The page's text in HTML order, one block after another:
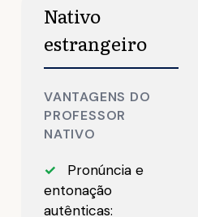
Nativo
estrangeiro
VANTAGENS DO
PROFESSOR
NATIVO
✓
Pronúncia e
entonação
autênticas: